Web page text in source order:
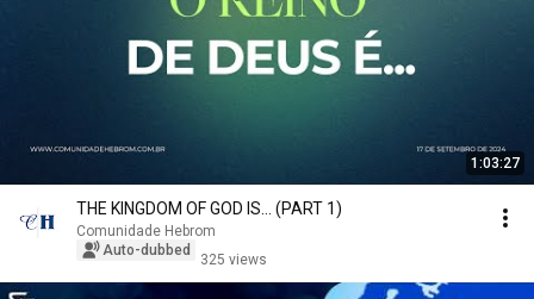
1:03:27
THE KINGDOM OF GOD IS... (PART 1)
Comunidade Hebrom
Auto-dubbed
325 views